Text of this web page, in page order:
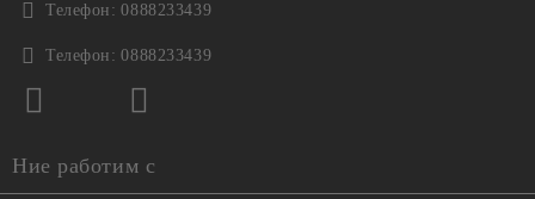
Телефон: 0888233439
Телефон: 0888233439
Ние работим с